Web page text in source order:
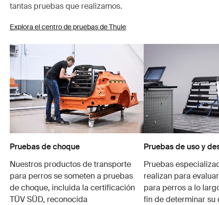
tantas pruebas que realizamos.
Explora el centro de pruebas de Thule
Pruebas de choque
Nuestros productos de transporte
para perros se someten a pruebas
de choque, incluida la certificación
TÜV SÜD, reconocida
Pruebas de uso y
Pruebas
realizan para
para perros a lo
fin de determinar su